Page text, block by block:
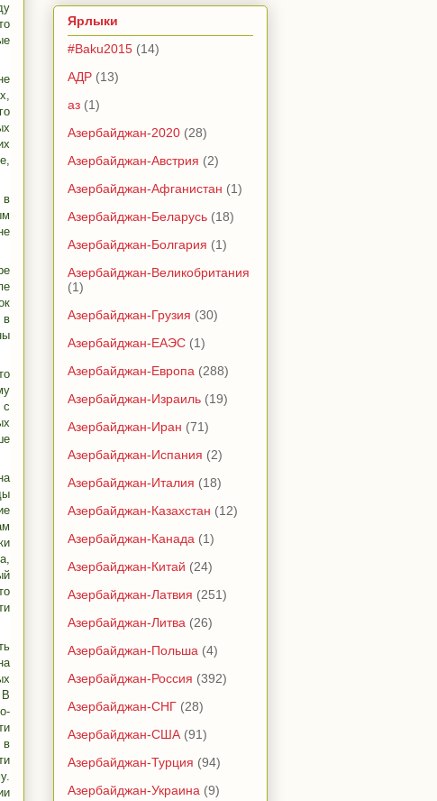
в
в
с
в
Ярлыки
#Baku2015 (14)
АДР (13)
аз (1)
Азербайджан-2020 (28)
Азербайджан-Австрия (2)
Азербайджан-Афганистан (1)
Азербайджан-Беларусь (18)
Азербайджан-Болгария (1)
Азербайджан-Великобритания
(1)
Азербайджан-Грузия (30)
Азербайджан-ЕАЭС (1)
Азербайджан-Европа (288)
Азербайджан-Израиль (19)
Азербайджан-Иран (71)
Азербайджан-Испания (2)
Азербайджан-Италия (18)
Азербайджан-Казахстан (12)
Азербайджан-Канада (1)
Азербайджан-Китай (24)
Азербайджан-Латвия (251)
Азербайджан-Литва (26)
Азербайджан-Польша (4)
Азербайджан-Россия (392)
Азербайджан-СНГ (28)
Азербайджан-США (91)
Азербайджан-Турция (94)
Азербайджан-Украина (9)